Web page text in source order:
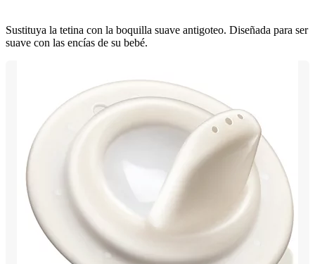
Sustituya la tetina con la boquilla suave antigoteo. Diseñada para ser
suave con las encías de su bebé.